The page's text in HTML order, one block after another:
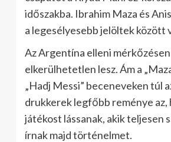
időszakba. Ibrahim Maza és
a legesélyesebb jelöltek között
Az Argentína elleni
elkerülhetetlen lesz. Ám a
„Hadj Messi” beceneveken túl
drukkerek legfőbb reménye az,
játékost lássanak, akik teljesen
írnak majd történelmet.